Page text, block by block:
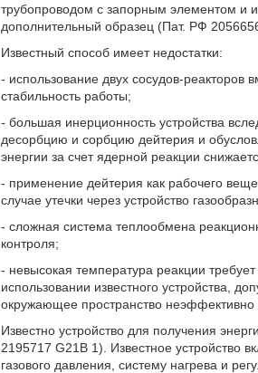
трубопроводом с запорным элементом и
дополнительный образец (Пат. РФ
Известный способ имеет недостатки:
- использование двух сосудов-реакторов
стабильность работы;
- большая инерционность устройства
десорбцию и сорбцию дейтерия и
энергии за счет ядерной реакции
- применение дейтерия как рабочего
случае утечки через устройство
- сложная система теплообмена
контроля;
- невысокая температура реакции
использовании известного устройства,
окружающее пространство неэффективно
Известно устройство для получения
2195717 G21B 1). Известное устройство
газового давления, систему нагрева и